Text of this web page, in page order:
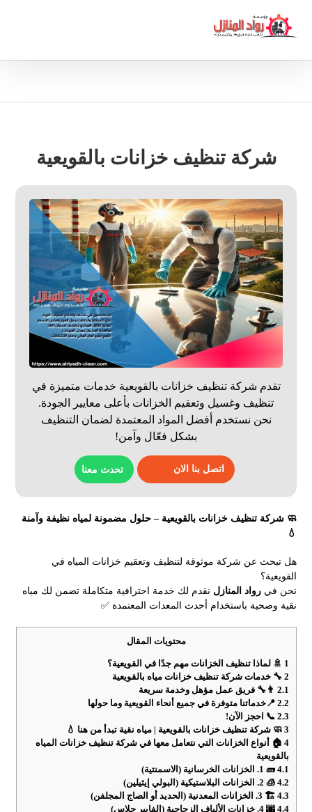
شركة تنظيف خزانات بالقويعية
تقدم شركة تنظيف خزانات بالقويعية خدمات متميزة في
تنظيف وغسيل وتعقيم الخزانات بأعلى معايير الجودة.
نحن نستخدم أفضل المواد المعتمدة لضمان التنظيف
بشكل فعّال وآمن!
اتصل بنا الان تحدث معنا
🧼 شركة تنظيف خزانات بالقويعية – حلول مضمونة لمياه نظيفة وآمنة
💧
هل تبحث عن شركة موثوقة لتنظيف وتعقيم خزانات المياه في
القويعية؟
نحن فيرواد المنازل نقدم لك خدمة احترافية متكاملة تضمن لك مياه
نقية وصحية باستخدام أحدث المعدات المعتمدة ✅
محتويات المقال
1 🚿 لماذا تنظيف الخزانات مهم جدًا في القويعية؟
2 🔧 خدمات شركة تنظيف خزانات مياه بالقويعية
2.1 👨‍🔧 فريق عمل مؤهل وخدمة سريعة
2.2 📍خدماتنا متوفرة في جميع أنحاء القويعية وما حولها
2.3 📞 احجز الآن!
3 🧼 شركة تنظيف خزانات بالقويعية | مياه نقية تبدأ من هنا 💧
4 🏠 أنواع الخزانات التي نتعامل معها في شركة تنظيف خزانات المياه
بالقويعية
4.1 🧱 1. الخزانات الخرسانية (الاسمنتية)
4.2 🧊 2. الخزانات البلاستيكية (البولي إيثيلين)
4.3 🏗️ 3. الخزانات المعدنية (الحديد أو الصاج المجلفن)
4.4 🌆 4. خزانات الألياف الزجاجية (الفايبر جلاس)